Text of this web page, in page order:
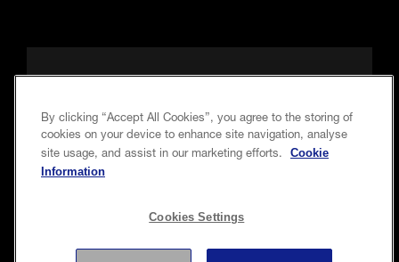
By clicking “Accept All Cookies”, you agree to the storing of
cookies on your device to enhance site navigation, analyse
site usage, and assist in our marketing efforts.
Cookie
Information
Cookies Settings